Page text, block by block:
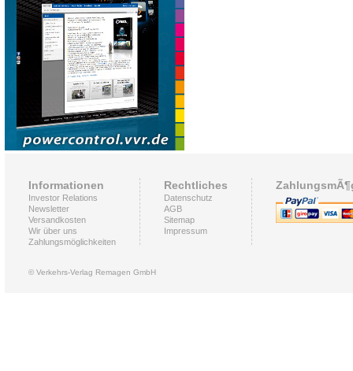
Informationen
Investor Relations
Newsletter
Versandkosten
Wir über uns
Zahlungsmöglichkeiten
Rechtliches
Datenschutz
AGB
Sitemap
Impressum
© Verkehrs-Verlag Remagen GmbH